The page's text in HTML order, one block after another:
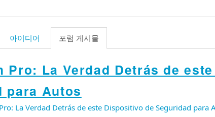
아이디어 포럼 게시물
Pro: La Verdad Detrás de
para Autos
La Verdad Detrás de este Dispositivo de Seguridad para